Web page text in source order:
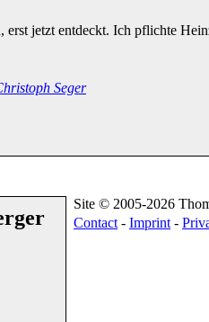
erst jetzt entdeckt. Ich pflichte
Seger
Site © 2005-2026
Contact - Imprint -